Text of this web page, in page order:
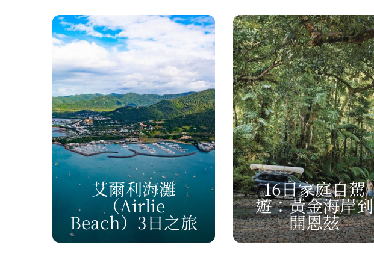
艾爾利海灘
（Airlie
Beach） 3日之旅
16日家庭自駕
遊：黃金海岸到
開恩茲